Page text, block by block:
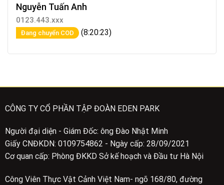
Nguyễn Tuấn Anh
0123.443.xxx
Đang chuyển COD (8:20:23)
CÔNG TY CỔ PHẦN TẬP ĐOÀN EDEN PARK
Người đại diện - Giám Đốc: ông Đào Nhật Minh
Giấy CNĐKDN: 0109754862 - Ngày cấp: 28/09/2021
Cơ quan cấp: Phòng ĐKKD Sở kế hoạch và Đầu tư Hà Nội
Công Viên Thực Vật Cảnh Việt Nam- ngõ 168/80, đường